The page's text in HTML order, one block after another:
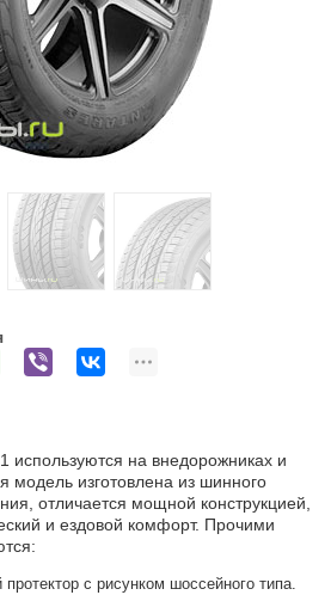
на внедорожниках и
модель изготовлена из шинного
отличается мощной конструкцией,
и ездовой комфорт. Прочими
с рисунком шоссейного типа.